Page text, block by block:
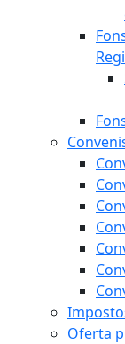
Oferta